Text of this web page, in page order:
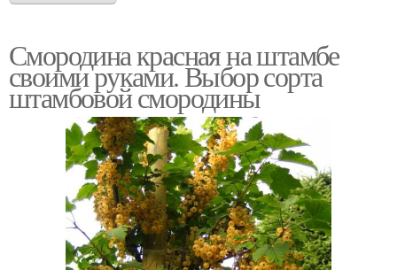
Смородина красная на штамбе
своими руками. Выбор сорта
штамбовой смородины